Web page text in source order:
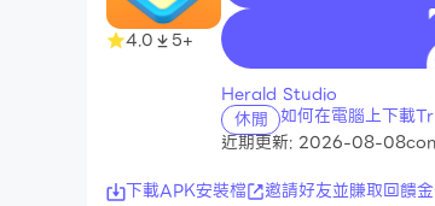
4.0 5+
recommend
Herald Studio
休閒 如何在電腦上下載
近期更新: 2026-08-08
下載APK安裝檔
邀請好友並賺取回饋金